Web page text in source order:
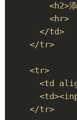
<h2>
        <hr>
      </td>
    </tr>
    <tr>
<td
    </tr>